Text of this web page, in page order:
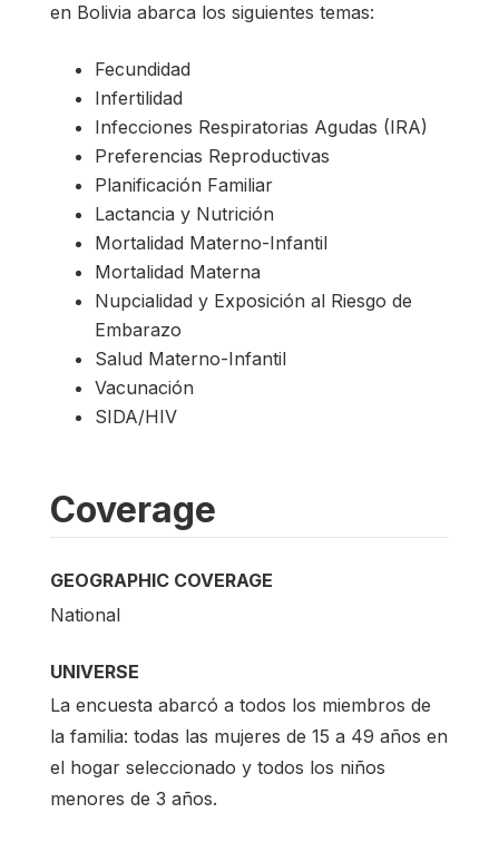
en Bolivia abarca los siguientes temas:
Fecundidad
Infertilidad
Infecciones Respiratorias Agudas (IRA)
Preferencias Reproductivas
Planificación Familiar
Lactancia y Nutrición
Mortalidad Materno-Infantil
Mortalidad Materna
Nupcialidad y Exposición al Riesgo de
Embarazo
Salud Materno-Infantil
Vacunación
SIDA/HIV
Coverage
GEOGRAPHIC COVERAGE
National
UNIVERSE
La encuesta abarcó a todos los miembros de
la familia: todas las mujeres de 15 a 49 años en
el hogar seleccionado y todos los niños
menores de 3 años.